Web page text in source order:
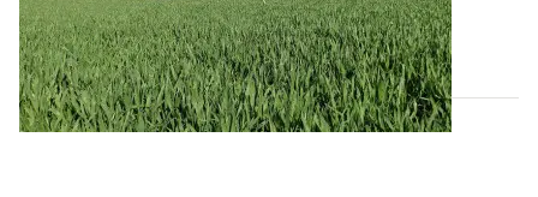
azote supérieurs aux autres...
15 JANV. 2026